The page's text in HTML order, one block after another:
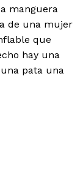
manguera
de una mujer
que
hay una
pata una